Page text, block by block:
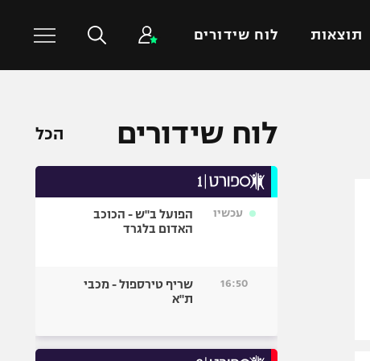
תוצאות לוח שידורים
כדורסל עולמי
כדורעף
שחייה
ספורט אולימפי
היאבקות WWE
לוח שידורים הכל
עכשיו
הפועל ב"ש - הכוכב
האדום בלגרד
16:50
שריף טירספול - מכבי
ת"א